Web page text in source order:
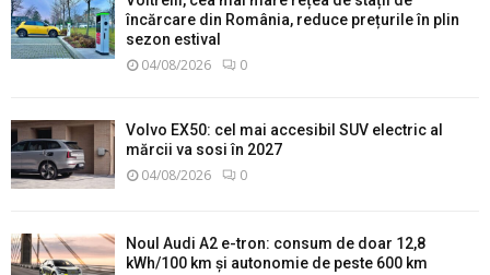
încărcare din România, reduce prețurile în plin
sezon estival
04/08/2026 0
Volvo EX50: cel mai accesibil SUV electric al
mărcii va sosi în 2027
04/08/2026 0
Noul Audi A2 e-tron: consum de doar 12,8
kWh/100 km și autonomie de peste 600 km